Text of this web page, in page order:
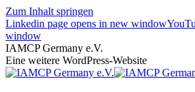
Zum Inhalt springen
Linkedin page opens in new window
window
IAMCP Germany e.V.
Eine weitere WordPress-Website